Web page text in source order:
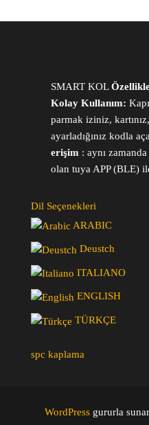
SMART KOL
Kolay Kullanım:
parmak iziniz,
ayarladığınız kodla
erişim : aynı
olan tuya APP (BLE)
Dil Seçenekleri
ARABIC
Deustch
ITALIANO
ENGLISH
TÜRKÇE
spc kaplama
WordPress gururla sunar